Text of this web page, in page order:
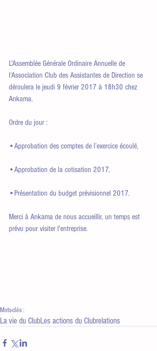
L'Assemblée Générale Ordinaire Annuelle de
l‘Association Club des Assistantes de Direction se
déroulera le jeudi 9 février 2017 à 18h30 chez
Ankama.
Ordre du jour :
•Approbation des comptes de l’exercice écoulé,
•Approbation de la cotisation 2017,
•Présentation du budget prévisionnel 2017.
Merci à Ankama de nous accueillir, un temps est
prévu pour visiter l'entreprise.
Mots-clés :
La vie du ClubLes actions du Clubrelations